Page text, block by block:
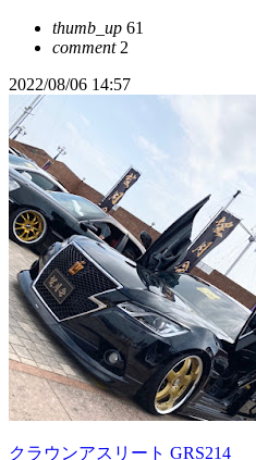
thumb_up 61
comment2
2022/08/06 14:57
クラウンアスリート GRS214